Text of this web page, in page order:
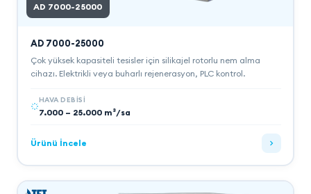
AD 7000-25000
AD 7000-25000
Çok yüksek kapasiteli tesisler için silikajel rotorlu nem alma
cihazı. Elektrikli veya buharlı rejenerasyon, PLC kontrol.
HAVA DEBISI
7.000 – 25.000 m³/sa
Ürünü İncele